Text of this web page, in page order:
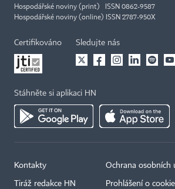
Hospodářské noviny (print) ISSN 0862-9587
Hospodářské noviny (online) ISSN 2787-950X
Certifikováno Sledujte nás
Stáhněte si aplikaci HN
Kontakty
Tiráž redakce HN
Ochrana osobních
Prohlášení o